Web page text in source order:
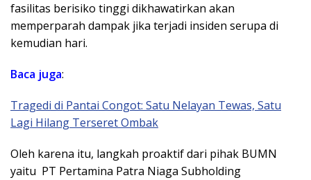
fasilitas berisiko tinggi dikhawatirkan akan
memperparah dampak jika terjadi insiden serupa di
kemudian hari.
Baca juga:
Tragedi di Pantai Congot: Satu Nelayan Tewas, Satu
Lagi Hilang Terseret Ombak
Oleh karena itu, langkah proaktif dari pihak BUMN
yaitu PT Pertamina Patra Niaga Subholding